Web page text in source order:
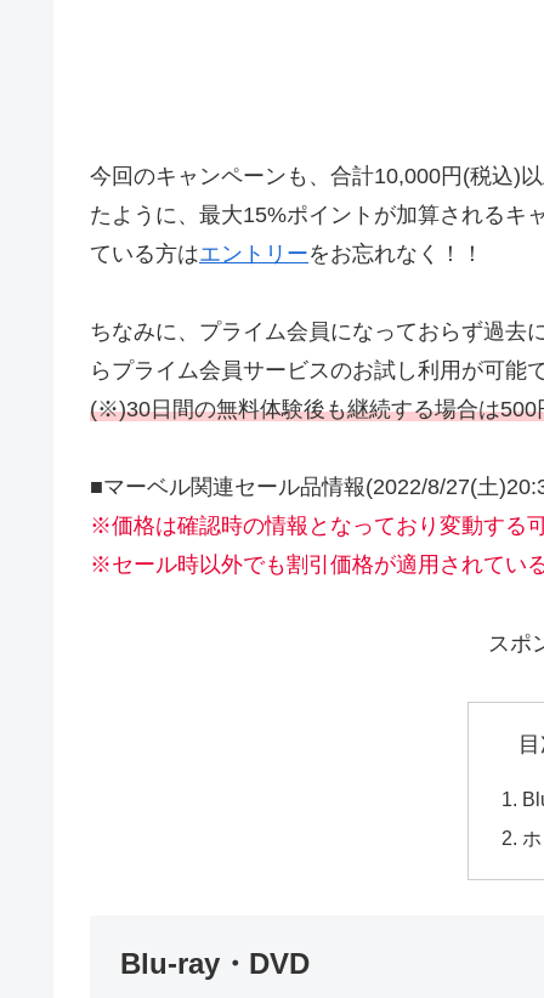
今回のキャンペーンも、合計10,000円(税込)
たように、最大15%ポイントが加算されるキ
ている方はエントリーをお忘れなく！！
ちなみに、プライム会員になっておらず過去
らプライム会員サービスのお試し利用が可能
(※)30日間の無料体験後も継続する場合は500
■マーベル関連セール品情報(2022/8/27(土
※価格は確認時の情報となっており変動する
※セール時以外でも割引価格が適用されてい
スポ
Blu-ray・DVD